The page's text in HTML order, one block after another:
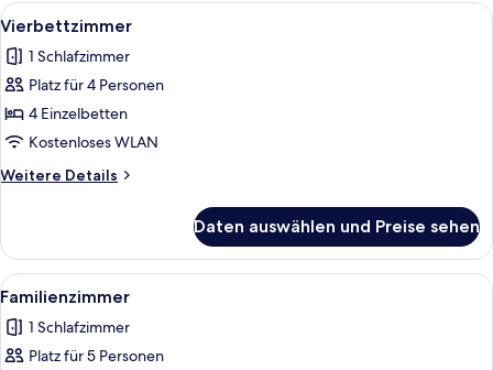
Alle
Fotos
für
Vierbettzimmer
anzeigen
Ein Zimmer mit zwei Einzelbetten,
17
Vierbettzimmer
1 Schlafzimmer
Platz für 4 Personen
4 Einzelbetten
Kostenloses WLAN
Weitere Details
Weitere
Daten auswählen und Preise sehen
Alle
Fotos
für
Familienzimmer
Ein Zimmer mit zwei Betten, einem
15
Familienzimmer
1 Schlafzimmer
Platz für 5 Personen